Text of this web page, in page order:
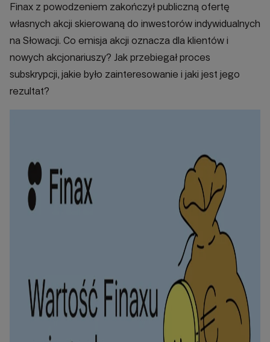
Finax z powodzeniem zakończył publiczną ofertę
własnych akcji skierowaną do inwestorów indywidualnych
na Słowacji. Co emisja akcji oznacza dla klientów i
nowych akcjonariuszy? Jak przebiegał proces
subskrypcji, jakie było zainteresowanie i jaki jest jego
rezultat?